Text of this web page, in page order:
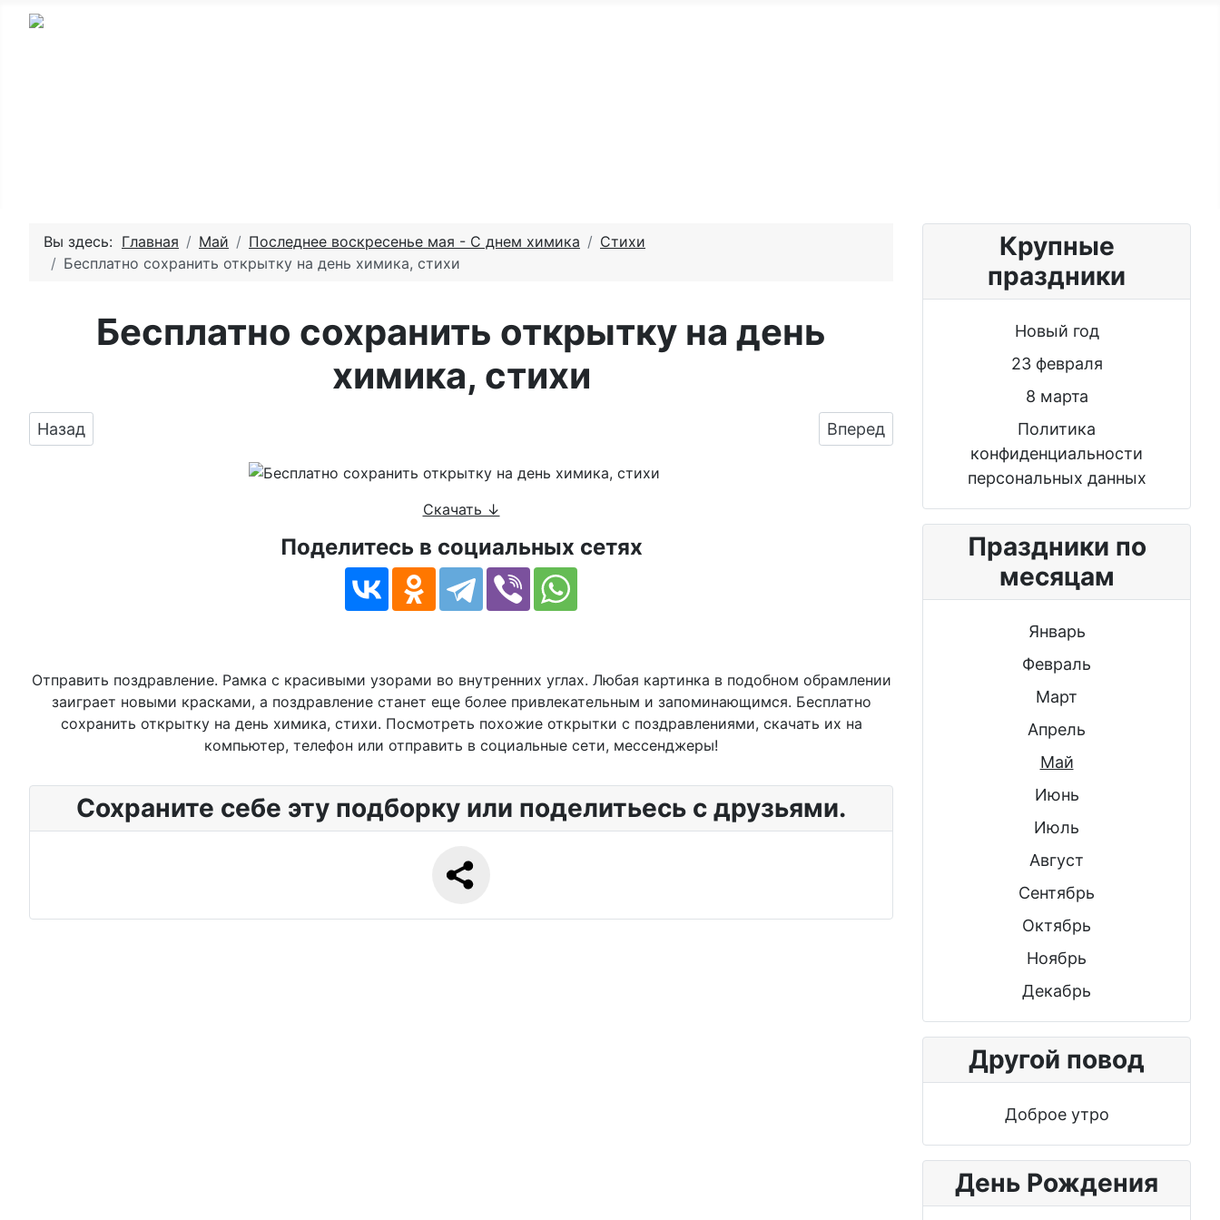
Вы здесь: Главная Май Последнее воскресенье мая - С днем химика
Стихи
Бесплатно сохранить открытку на день химика, стихи
Бесплатно сохранить открытку на день
химика, стихи
Предыдущий: Поздравить открыткой с красивыми пожеланиями в стихах на день химика
Назад Следующий: Отправить фото с днем химика со
Вперед
Скачать ↓
Поделитесь в социальных сетях
Отправить поздравление. Рамка с красивыми узорами во внутренних углах. Любая картинка в подобном обрамлении
заиграет новыми красками, а поздравление станет еще более привлекательным и запоминающимся. Бесплатно
сохранить открытку на день химика, стихи. Посмотреть похожие открытки с поздравлениями, скачать их на
компьютер, телефон или отправить в социальные сети, мессенджеры!
Сохраните себе эту подборку или поделитьесь с друзьями.
Крупные
праздники
Новый год
23 февраля
8 марта
Политика
конфиденциальности
персональных данных
Праздники по
месяцам
Январь
Февраль
Март
Апрель
Май
Июнь
Июль
Август
Сентябрь
Октябрь
Ноябрь
Декабрь
Другой повод
Доброе утро
День Рождения